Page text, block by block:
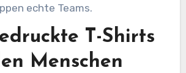
echte Teams.
T-Shirts
Menschen